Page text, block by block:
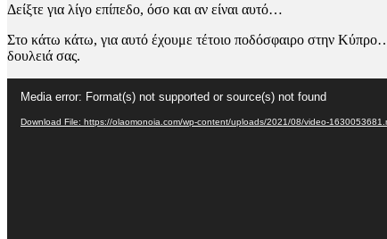
Δείξτε για λίγο επίπεδο, όσο και αν είναι αυτό…
Στο κάτω κάτω, για αυτό έχουμε τέτοιο ποδόσφαιρο στην
δουλειά σας.
Player
Media error: Format(s) not supported or source(s) not found
Download File: https://olaomonoia.com/wp-content/uploads/2021/08/video-